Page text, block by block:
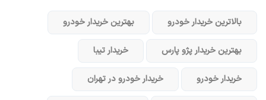
بالاترین خریدار خودرو بهترین خریدار خودرو
بهترین خریدار پژو پارس خریدار تیبا
خریدار خودرو خریدار خودرو در تهران